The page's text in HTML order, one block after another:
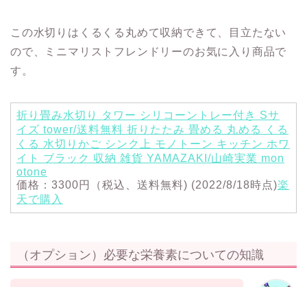
この水切りはくるくる丸めて収納できて、目立たない
ので、ミニマリストフレンドリーのお気に入り商品で
す。
折り畳み水切り タワー シリコーントレー付き Sサ
イズ tower/送料無料 折りたたみ 畳める 丸める くる
くる 水切りかご シンク上 モノトーン キッチン ホワ
イト ブラック 収納 雑貨 YAMAZAKI/山崎実業 mon
otone
価格：3300円（税込、送料無料) (2022/8/18時点)楽
天で購入
（オプション）必要な栄養素についての知識